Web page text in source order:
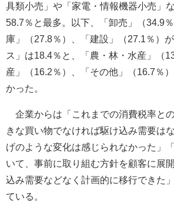
具類小売」や「家電・情報機器小売」
58.7％と最多。以下、「卸売」（34.9
庫」（27.8％）、「建設」（27.1％）
ス」は18.4％と、「農・林・水産」（
産」（16.2％）、「その他」（16.7％
かった。
企業からは「これまでの消費税率と
きな買い物でなければ駆け込み需要は
げのような変化は感じられなかった」
いて、事前に取り組む方針を顧客に展
込み需要などなく計画的に移行できた
ている。